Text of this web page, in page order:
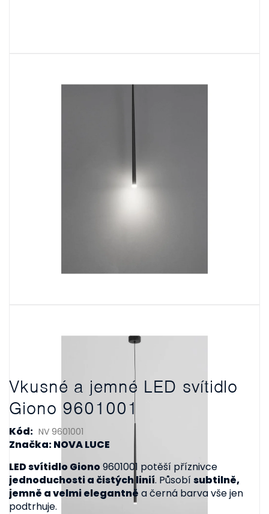
Vkusné a jemné LED svítidlo
Giono 9601001
Kód: NV 9601001
Značka: NOVA LUCE
LED svítidlo Giono9601001 potěší příznivce
jednoduchosti a čistých linií. Působísubtilně,
jemně a velmi elegantně a černá barva vše jen
podtrhuje.